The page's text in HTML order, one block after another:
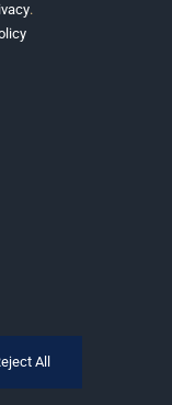
enim
.
All